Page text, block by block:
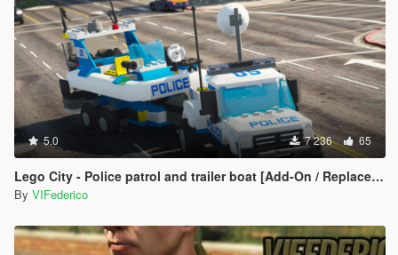
5.0 7 236 65
Lego City - Police patrol and trailer boat [Add-On / Replace | ELS]
By VIFederico